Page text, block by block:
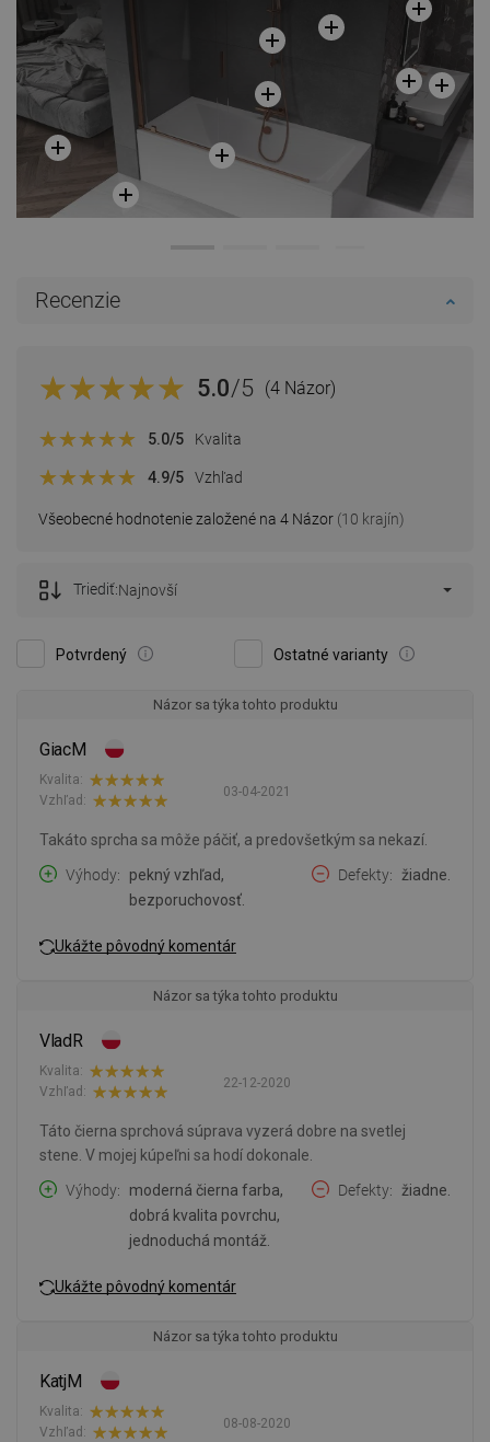
Recenzie
5.0/5 (4 Názor)
Všeobecné hodnotenie založené na 4 Názor (10 krajín)
5.0/5 Kvalita
4.9/5 Vzhľad
Potvrdený Ostatné varianty
Triediť:Najnovší
Názor sa týka tohto produktu
GiacM
03-04-2021
Kvalita:
Vzhľad:
Takáto sprcha sa môže páčiť, a predovšetkým sa nekazí.
Výhody
pekný vzhľad,
bezporuchovosť.
Defekty žiadne.
Ukážte pôvodný komentár
Názor sa týka tohto produktu
VladR
22-12-2020
Kvalita:
Vzhľad:
Táto čierna sprchová súprava vyzerá dobre na svetlej
stene. V mojej kúpeľni sa hodí dokonale.
Výhody
moderná čierna farba,
dobrá kvalita povrchu,
jednoduchá montáž.
Defekty žiadne.
Ukážte pôvodný komentár
Názor sa týka tohto produktu
KatjM
08-08-2020
Kvalita:
Vzhľad: